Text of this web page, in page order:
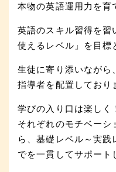
本物の英語運用力を育
英語のスキル習得を習
使えるレベル」を目標
生徒に寄り添いながら
指導者を配置しており
学びの入り口は楽しく
それぞれのモチベー
ら、基礎レベル～実践
でを一貫してサポート